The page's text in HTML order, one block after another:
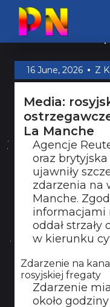
STRONA
Z KRAJU
ŚWIAT
MILITARIA
OPINIA
KONTAKT
16 June, 2026 Z
Media:
La Manche
Agencje
oraz
ujawniły
zdarzenia na
Manche.
informacjami
oddał strzały
w kierunku
Zdarzenie na
rosyjskiej fregaty
Zdarzenie
około godziny